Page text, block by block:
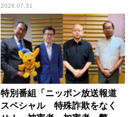
恵
2026.07.31
特別番組「ニッポン放送報道
スペシャル 特殊詐欺をなく